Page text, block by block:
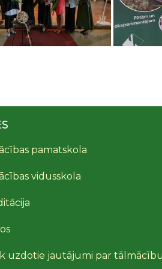
pamatskola
vidusskola
uzdotie jautājumi par